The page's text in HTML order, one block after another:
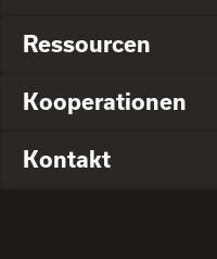
Ressourcen
Kooperationen
Kontakt